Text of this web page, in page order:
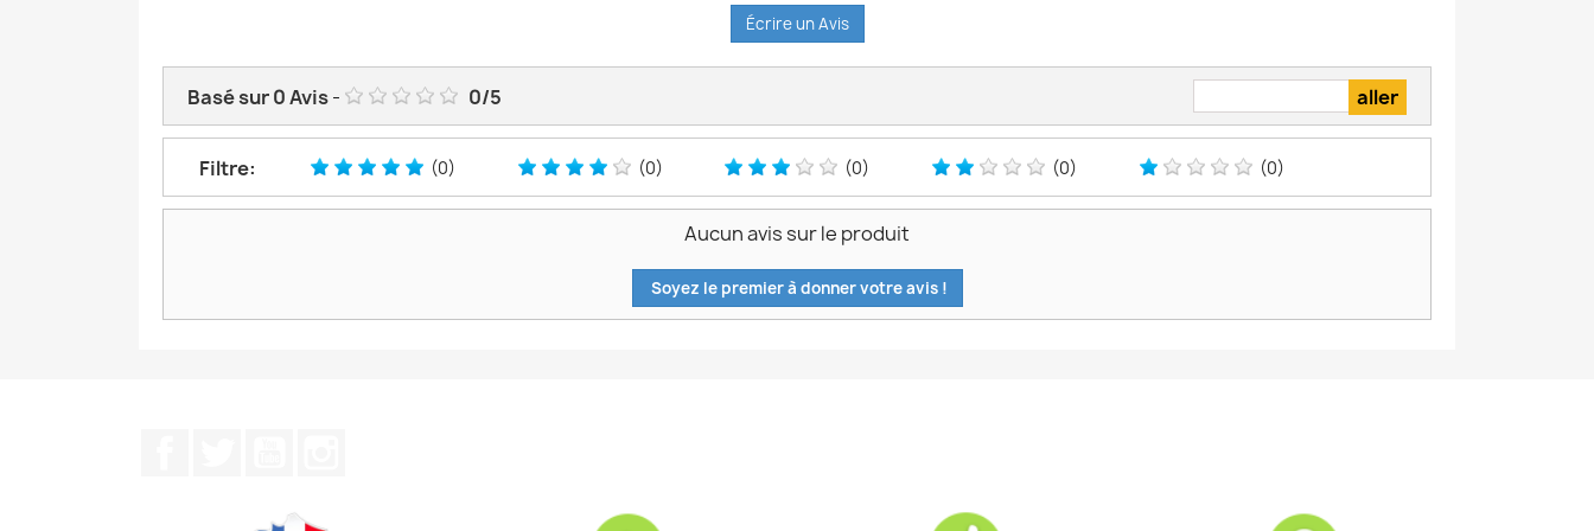
Écrire un Avis
Basé sur0Avis- 0/5
Filtre: (0) (0) (0) (0) (0)
Aucun avis sur le produit
Soyez le premier à donner votre avis !